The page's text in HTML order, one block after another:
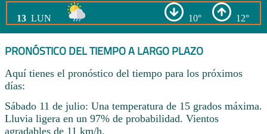
13 LUN 10° 12°
PRONÓSTICO DEL TIEMPO A LARGO PLAZO
Aquí tienes el pronóstico del tiempo para los próximos
días:
Sábado 11 de julio: Una temperatura de 15 grados máxima.
Lluvia ligera en un 97% de probabilidad. Vientos
agradables de 11 km/h.